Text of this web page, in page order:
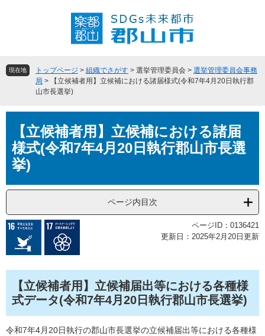
頭
飛現在地 トップページ > 組織でさがす > 選挙管理委員会 > 選挙管理委員会事務
局 >
【立候補者用】立候補における諸届様式(令和7年4月20日執行郡
山市長選挙)
【立候補者用】立候補における諸届
様式(令和7年4月20日執行郡山市長選
挙)
ページ内目次
ページID：0136421
更新日：2025年2月20日更新
【立候補者用】立候補届出等における各種様
式データ(令和7年4月20日執行郡山市長選挙)
令和7年4月20日執行の郡山市長選挙の立候補届出等における各種様